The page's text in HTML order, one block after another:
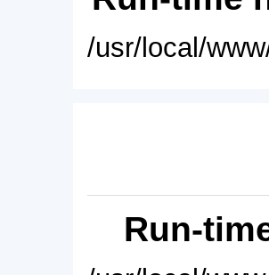
/usr/local/
Run-